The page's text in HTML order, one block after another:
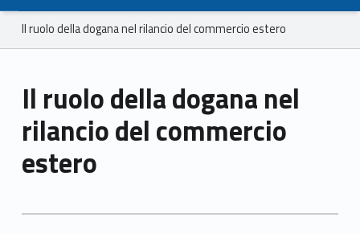
Breadcrumbs navigation
Il ruolo della dogana nel rilancio del commercio estero
Il ruolo della dogana nel
rilancio del commercio
estero